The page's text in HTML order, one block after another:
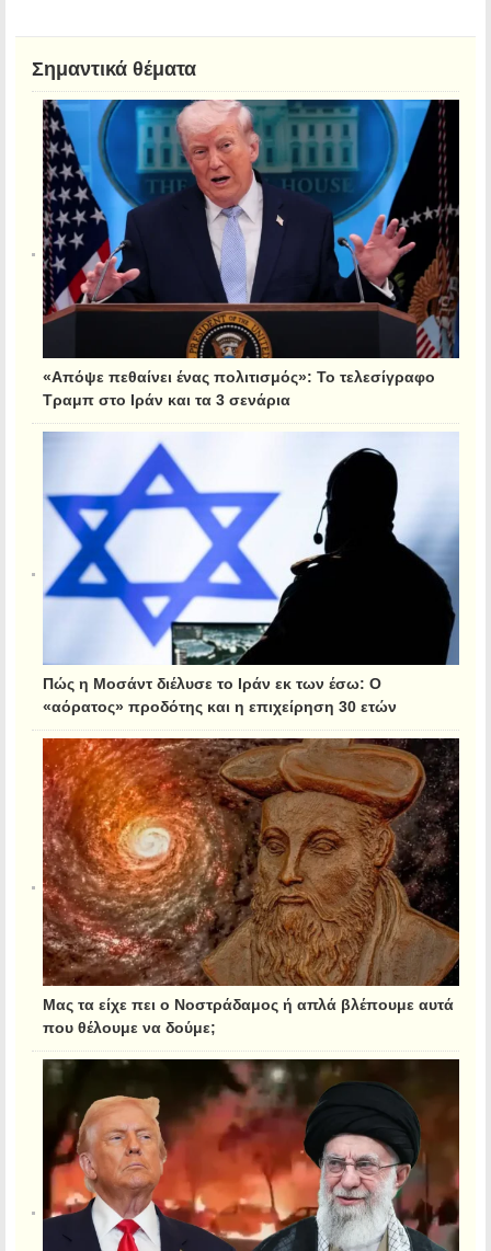
Σημαντικά θέματα
«Απόψε πεθαίνει ένας πολιτισμός»: Το τελεσίγραφο
Τραμπ στο Ιράν και τα 3 σενάρια
Πώς η Μοσάντ διέλυσε το Ιράν εκ των έσω: Ο
«αόρατος» προδότης και η επιχείρηση 30 ετών
Μας τα είχε πει ο Νοστράδαμος ή απλά βλέπουμε αυτά
που θέλουμε να δούμε;